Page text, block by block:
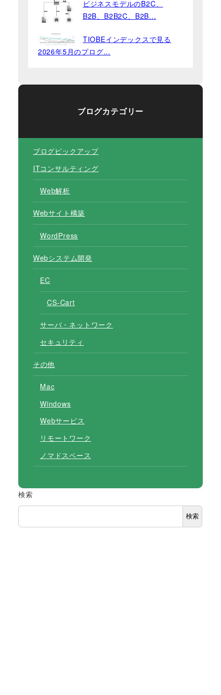
ビジネスモデルのB2C、
B2B、B2B2C、B2B...
TIOBEインデックスで見る
2026年5月のプログ...
ブログカテゴリー
ブログピックアップ
ITコンサルティング
Web解析
Webサイト構築
WordPress
Webシステム開発
EC
CS-Cart
サーバ・ネットワーク
セキュリティ
その他
Mac
Windows
Webサービス
リモートワーク
ノマドスペース
検索
検索